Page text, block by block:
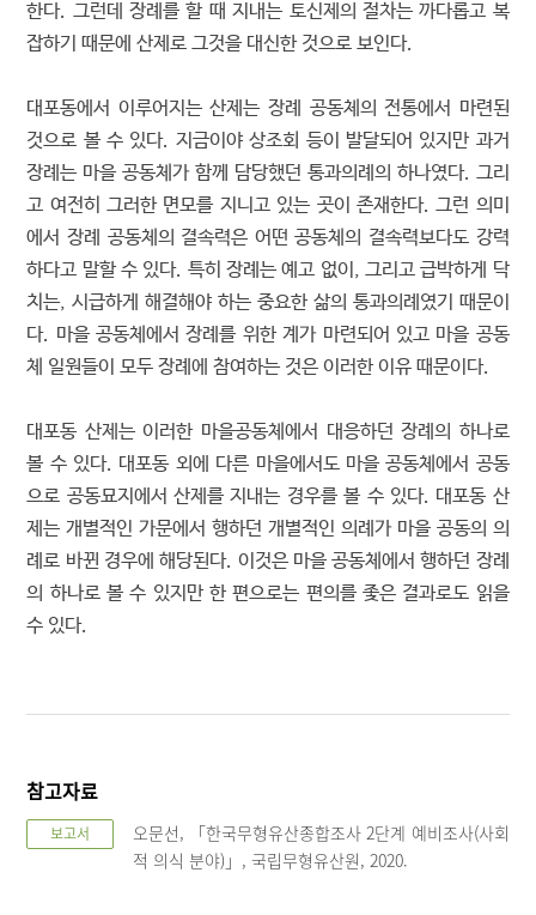
한다. 그런데 장례를 할 때 지내는 토신제의 절차는 까다롭고 복
잡하기 때문에 산제로 그것을 대신한 것으로 보인다.
대포동에서 이루어지는 산제는 장례 공동체의 전통에서 마련된
것으로 볼 수 있다. 지금이야 상조회 등이 발달되어 있지만 과거
장례는 마을 공동체가 함께 담당했던 통과의례의 하나였다. 그리
고 여전히 그러한 면모를 지니고 있는 곳이 존재한다. 그런 의미
에서 장례 공동체의 결속력은 어떤 공동체의 결속력보다도 강력
하다고 말할 수 있다. 특히 장례는 예고 없이, 그리고 급박하게 닥
치는, 시급하게 해결해야 하는 중요한 삶의 통과의례였기 때문이
다. 마을 공동체에서 장례를 위한 계가 마련되어 있고 마을 공동
체 일원들이 모두 장례에 참여하는 것은 이러한 이유 때문이다.
대포동 산제는 이러한 마을공동체에서 대응하던 장례의 하나로
볼 수 있다. 대포동 외에 다른 마을에서도 마을 공동체에서 공동
으로 공동묘지에서 산제를 지내는 경우를 볼 수 있다. 대포동 산
제는 개별적인 가문에서 행하던 개별적인 의례가 마을 공동의 의
례로 바뀐 경우에 해당된다. 이것은 마을 공동체에서 행하던 장례
의 하나로 볼 수 있지만 한 편으로는 편의를 좇은 결과로도 읽을
수 있다.
참고자료
보고서
오문선, 「한국무형유산종합조사 2단계 예비조사(사회
적 의식 분야)」, 국립무형유산원, 2020.